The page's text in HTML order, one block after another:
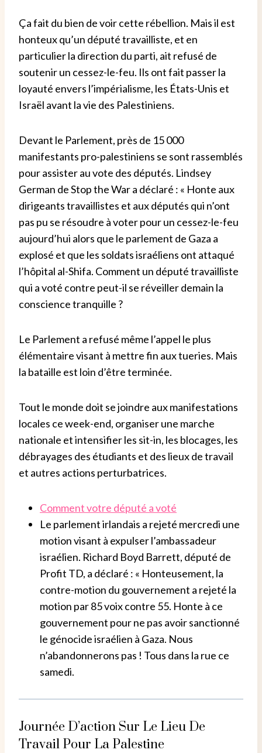
Ça fait du bien de voir cette rébellion. Mais il est
honteux qu’un député travailliste, et en
particulier la direction du parti, ait refusé de
soutenir un cessez-le-feu. Ils ont fait passer la
loyauté envers l’impérialisme, les États-Unis et
Israël avant la vie des Palestiniens.
Devant le Parlement, près de 15 000
manifestants pro-palestiniens se sont rassemblés
pour assister au vote des députés. Lindsey
German de Stop the War a déclaré : « Honte aux
dirigeants travaillistes et aux députés qui n’ont
pas pu se résoudre à voter pour un cessez-le-feu
aujourd’hui alors que le parlement de Gaza a
explosé et que les soldats israéliens ont attaqué
l’hôpital al-Shifa. Comment un député travailliste
qui a voté contre peut-il se réveiller demain la
conscience tranquille ?
Le Parlement a refusé même l’appel le plus
élémentaire visant à mettre fin aux tueries. Mais
la bataille est loin d’être terminée.
Tout le monde doit se joindre aux manifestations
locales ce week-end, organiser une marche
nationale et intensifier les sit-in, les blocages, les
débrayages des étudiants et des lieux de travail
et autres actions perturbatrices.
Comment votre député a voté
Le parlement irlandais a rejeté mercredi une
motion visant à expulser l’ambassadeur
israélien. Richard Boyd Barrett, député de
Profit TD, a déclaré : « Honteusement, la
contre-motion du gouvernement a rejeté la
motion par 85 voix contre 55. Honte à ce
gouvernement pour ne pas avoir sanctionné
le génocide israélien à Gaza. Nous
n’abandonnerons pas ! Tous dans la rue ce
samedi.
Journée D’action Sur Le Lieu De
Travail Pour La Palestine